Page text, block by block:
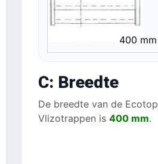
400 mm
C: Breedte
De breedte van de Ecotop
Vlizotrappen is 400 mm.